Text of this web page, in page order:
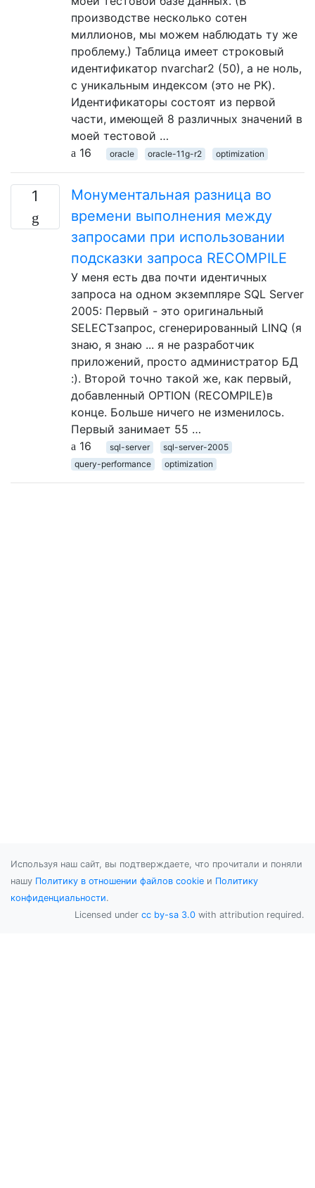
производстве несколько сотен
миллионов, мы можем наблюдать ту же
проблему.) Таблица имеет строковый
идентификатор nvarchar2 (50), а не ноль,
с уникальным индексом (это не PK).
Идентификаторы состоят из первой
части, имеющей 8 различных значений в
моей тестовой …
16
oracle oracle-11g-r2 optimization
1
Монументальная разница во
времени выполнения между
запросами при использовании
подсказки запроса RECOMPILE
У меня есть два почти идентичных
запроса на одном экземпляре SQL Server
2005: Первый - это оригинальный
SELECTзапрос, сгенерированный LINQ (я
знаю, я знаю ... я не разработчик
приложений, просто администратор БД
:). Второй точно такой же, как первый,
добавленный OPTION (RECOMPILE)в
конце. Больше ничего не изменилось.
Первый занимает 55 …
16
sql-server
sql-server-2005
query-performance
optimization
Используя наш сайт, вы подтверждаете, что прочитали и поняли
нашу Политику в отношении файлов cookie и Политику
конфиденциальности.
Licensed under cc by-sa 3.0 with attribution required.